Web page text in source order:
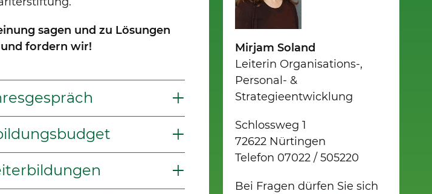
sagen und zu Lösungen
fordern wir!
Mirjam Soland
Leiterin Organisations-,
Personal- &
Strategieentwicklung
Schlossweg 1
72622 Nürtingen
Telefon 07022 / 505220
Bei Fragen dürfen Sie sich